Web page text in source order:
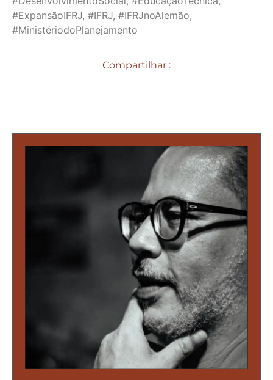
#ExpansãoIFRJ, #IFRJ, #IFRJnoAlemão,
#MinistériodoPlanejamento
Compartilhar :